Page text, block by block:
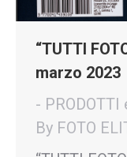
“TUTTI
marzo 2023
- PRODOTTI
By FOTO